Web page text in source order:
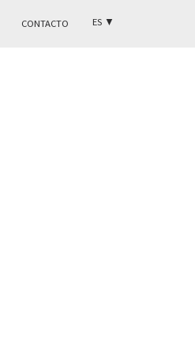
CONTACTO ES ▼